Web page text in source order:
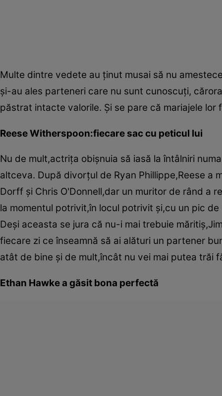
Multe dintre vedete au ţinut musai să nu
şi-au ales parteneri care nu sunt cunoscuţi,
păstrat intacte valorile. Şi se pare că mariajele lor
Reese Witherspoon:fiecare sac cu peticul lui
Nu de mult,actriţa obişnuia să iasă la întâlniri
altceva. După divorţul de Ryan Phillippe,Reese a
Dorff şi Chris O'Donnell,dar un muritor de rând a
la momentul potrivit,în locul potrivit şi,cu un pic
Deşi aceasta se jura că nu-i mai trebuie
fiecare zi ce înseamnă să ai alături un partener
atât de bine şi de mult,încât nu vei mai putea trăi
Ethan Hawke a găsit bona perfectă